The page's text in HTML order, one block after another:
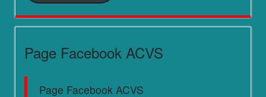
Page Facebook ACVS
Page Facebook ACVS